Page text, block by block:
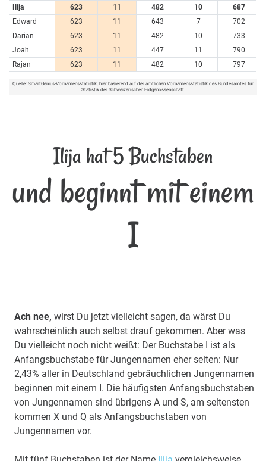
Ilija
623 11 482 10
687
Edward
623 11 643 7
702
Darian
623 11 482 10
733
Joah
623 11 447 11
790
Rajan
623 11 482 10 797
Quelle: SmartGenius-Vornamensstatistik , hier basierend auf der amtlichen Vornamensstatistik des Bundesamtes für
Statistik der Schweizerischen Eidgenossenschaft.
Ilija hat 5 Buchstaben
und beginnt mit einem
I
Ach nee, wirst Du jetzt vielleicht sagen, da wärst Du
wahrscheinlich auch selbst drauf gekommen. Aber was
Du vielleicht noch nicht weißt: Der Buchstabe I ist als
Anfangsbuchstabe für Jungennamen eher selten: Nur
2,43% aller in Deutschland gebräuchlichen Jungennamen
beginnen mit einem I. Die häufigsten Anfangsbuchstaben
von Jungennamen sind übrigens A und S, am seltensten
kommen X und Q als Anfangsbuchstaben von
Jungennamen vor.